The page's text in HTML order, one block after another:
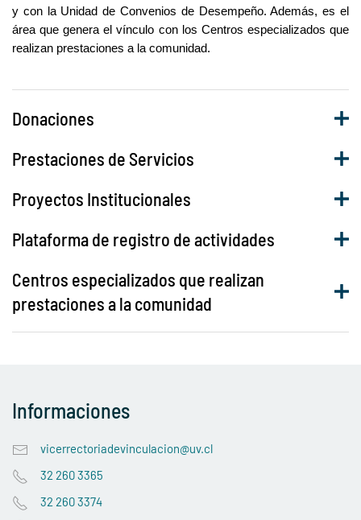
y con la Unidad de Convenios de Desempeño. Además, es el
área que genera el vínculo con los Centros especializados que
realizan prestaciones a la comunidad.
Donaciones
Prestaciones de Servicios
Proyectos Institucionales
Plataforma de registro de actividades
Centros especializados que realizan
prestaciones a la comunidad
Informaciones
vicerrectoriadevinculacion@uv.cl
32 260 3365
32 260 3374